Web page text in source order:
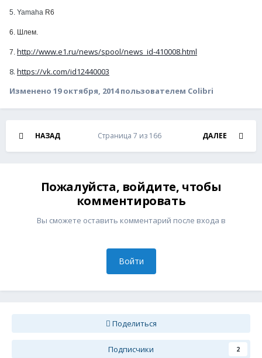
5. Yamaha R6
6. Шлем.
7. http://www.e1.ru/news/spool/news_id-410008.html
8. https://vk.com/id12440003
Изменено 19 октября, 2014пользователем Colibri
НАЗАД ДАЛЕЕ
Страница 7 из 166
Пожалуйста, войдите, чтобы
комментировать
Вы сможете оставить комментарий после входа в
Войти
Поделиться
Подписчики 2